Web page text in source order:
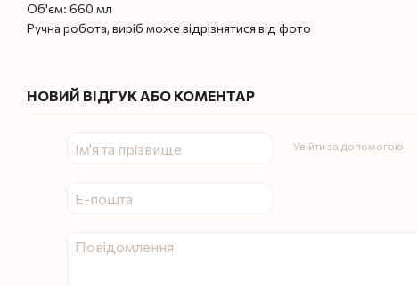
Об'єм: 660 мл
Ручна робота, виріб може відрізнятися від фото
НОВИЙ ВІДГУК АБО КОМЕНТАР
Увійти за допомогою